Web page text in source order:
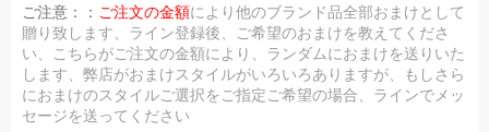
ご注意：： ご注文の金額により他のブランド品全部おまけとして
贈り致します、ライン登録後、ご希望のおまけを教えてくださ
い、こちらがご注文の金額により、ランダムにおまけを送りいた
します、弊店がおまけスタイルがいろいろありますが、もしさら
におまけのスタイルご選択をご指定ご希望の場合、ラインでメッ
セージを送ってください